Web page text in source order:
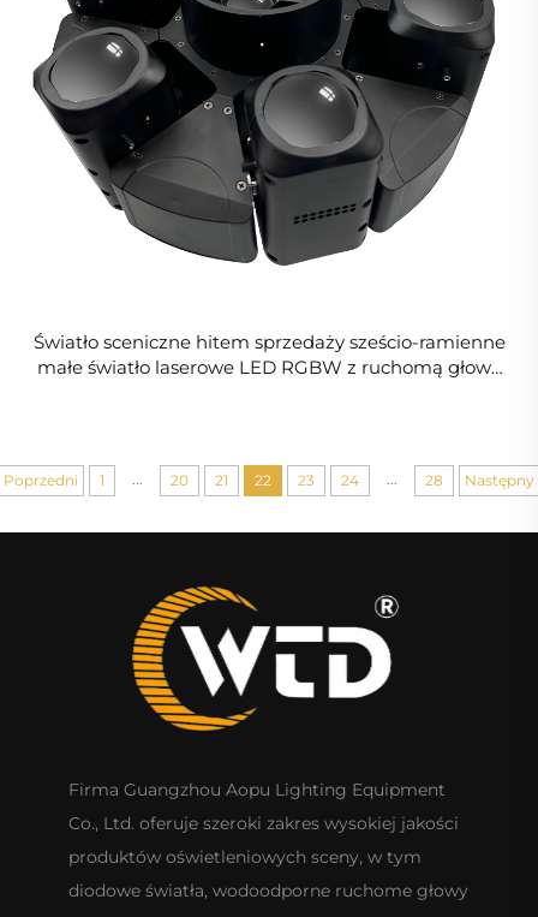
Światło sceniczne hitem sprzedaży sześcio-ramienne
małe światło laserowe LED RGBW z ruchomą głową
Poprzedni 1 20 21 22 23 24 28 Następny
Firma Guangzhou Aopu Lighting Equipment
Co., Ltd. oferuje szeroki zakres wysokiej jakości
produktów oświetleniowych sceny, w tym
diodowe światła, wodoodporne ruchome głowy